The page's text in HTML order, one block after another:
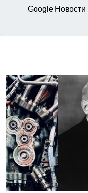
Google Новости